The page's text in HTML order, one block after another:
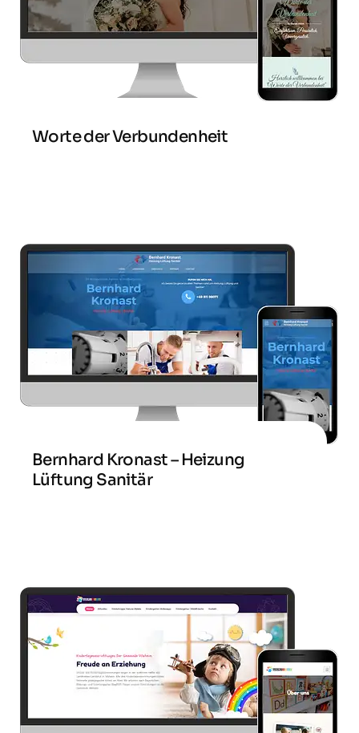
Worte der Verbundenheit
Bernhard Kronast – Heizung
Lüftung Sanitär